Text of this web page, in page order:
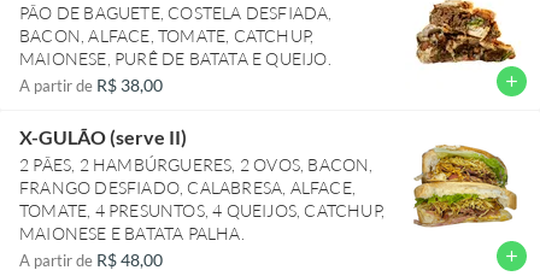
PÃO DE BAGUETE, COSTELA DESFIADA,
BACON, ALFACE, TOMATE, CATCHUP,
MAIONESE, PURÊ DE BATATA E QUEIJO.
A partir de R$ 38,00 add
X-GULÃO (serve II)
2 PÃES, 2 HAMBÚRGUERES, 2 OVOS, BACON,
FRANGO DESFIADO, CALABRESA, ALFACE,
TOMATE, 4 PRESUNTOS, 4 QUEIJOS, CATCHUP,
MAIONESE E BATATA PALHA.
A partir de R$ 48,00 add